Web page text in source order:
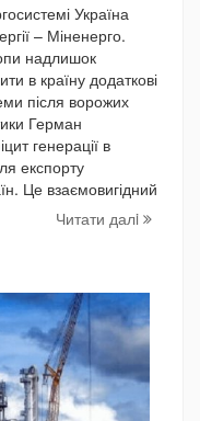
Україна
– Міненерго.
надлишок
в країну додаткові
після ворожих
Герман
генерації в
експорту
Це взаємовигідний
Читати далi